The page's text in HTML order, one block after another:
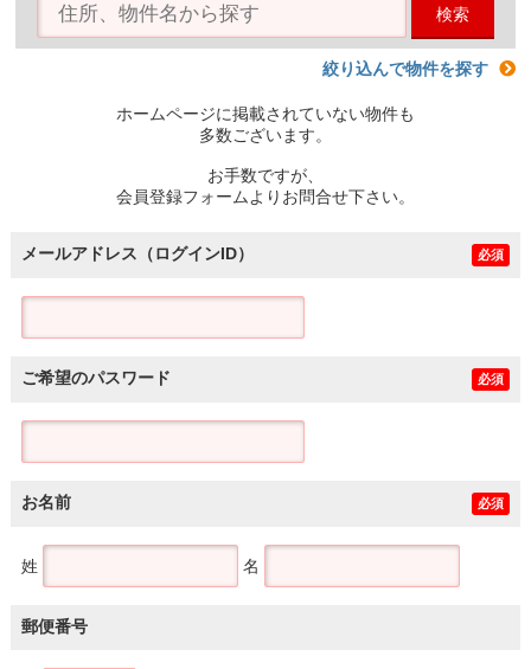
検索
絞り込んで物件を探す
ホームページに掲載されていない物件も
多数ございます。
お手数ですが、
会員登録フォームよりお問合せ下さい。
メールアドレス（ログインID） 必須
ご希望のパスワード 必須
お名前 必須
姓 名
郵便番号